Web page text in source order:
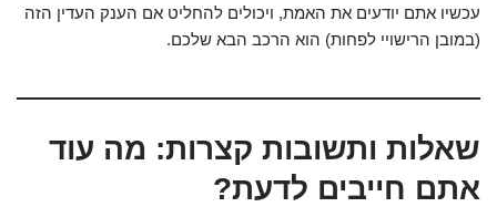
עכשיו אתם יודעים את האמת, ויכולים להחליט אם הענק העדין הזה
(במובן הרישויי לפחות) הוא הרכב הבא שלכם.
שאלות ותשובות קצרות: מה עוד
אתם חייבים לדעת?